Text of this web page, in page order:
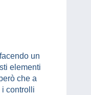
un
elementi
che a
i controlli